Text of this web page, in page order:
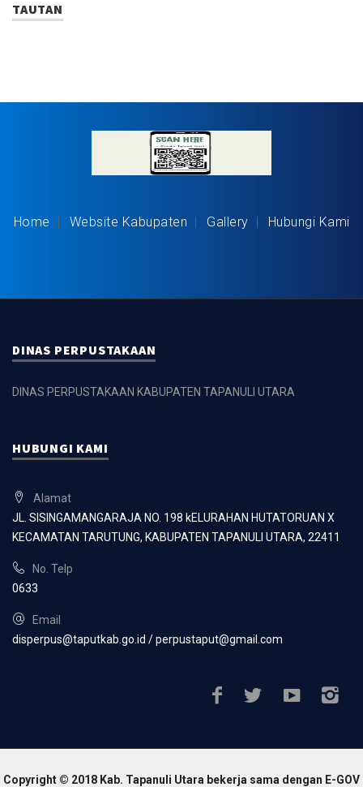
TAUTAN
Home Website Kabupaten Gallery Hubungi Kami
DINAS PERPUSTAKAAN
DINAS PERPUSTAKAAN KABUPATEN TAPANULI UTARA
HUBUNGI KAMI
Alamat
JL. SISINGAMANGARAJA NO. 198 kELURAHAN HUTATORUAN X
KECAMATAN TARUTUNG, KABUPATEN TAPANULI UTARA, 22411
No. Telp
0633
Email
disperpus@taputkab.go.id / perpustaput@gmail.com
Copyright © 2018 Kab. Tapanuli Utara bekerja sama dengan E-GOV